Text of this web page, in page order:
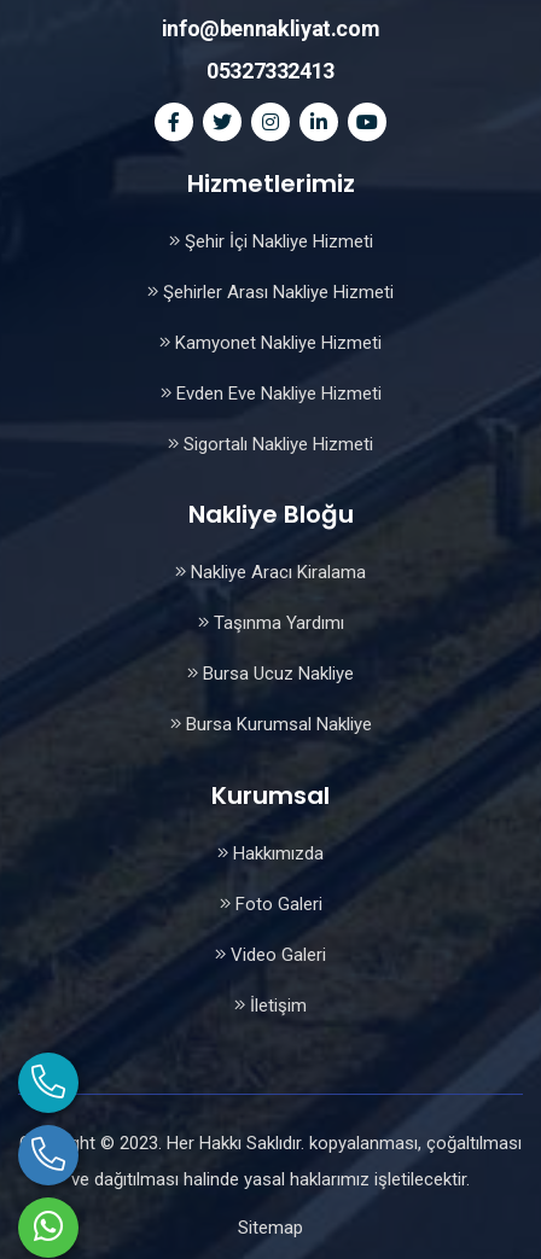
info@bennakliyat.com
05327332413
Hizmetlerimiz
Şehir İçi Nakliye Hizmeti
Şehirler Arası Nakliye Hizmeti
Kamyonet Nakliye Hizmeti
Evden Eve Nakliye Hizmeti
Sigortalı Nakliye Hizmeti
Nakliye Bloğu
Nakliye Aracı Kiralama
Taşınma Yardımı
Bursa Ucuz Nakliye
Bursa Kurumsal Nakliye
Kurumsal
Hakkımızda
Foto Galeri
Video Galeri
İletişim
Copyright © 2023. Her Hakkı Saklıdır. kopyalanması, çoğaltılması
ve dağıtılması halinde yasal haklarımız işletilecektir.
Sitemap